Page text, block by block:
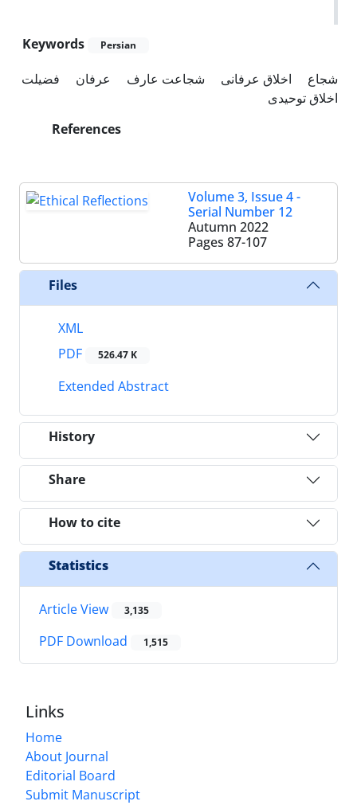
Keywords Persian
شجاع اخلاق عرفانی شجاعت عارف عرفان
فضیلت
اخلاق توحیدی
References
Volume 3, Issue 4 -
Serial Number 12
Autumn 2022
Pages 87-107
Files
XML
PDF
526.47 K
Extended Abstract
History
Share
How to cite
Statistics
Article View 3,135
PDF Download 1,515
Links
Home
About Journal
Editorial Board
Submit Manuscript